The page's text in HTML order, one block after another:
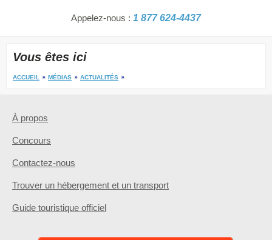
Appelez-nous : 1 877 624-4437
Vous êtes ici
ACCUEIL MÉDIAS ACTUALITÉS
À propos
Concours
Contactez-nous
Trouver un hébergement et un transport
Guide touristique officiel